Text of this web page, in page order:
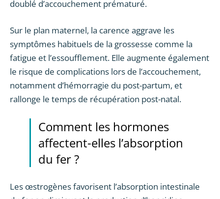
doublé d’accouchement prématuré.
Sur le plan maternel, la carence aggrave les
symptômes habituels de la grossesse comme la
fatigue et l’essoufflement. Elle augmente également
le risque de complications lors de l’accouchement,
notamment d’hémorragie du post-partum, et
rallonge le temps de récupération post-natal.
Comment les hormones
affectent-elles l’absorption
du fer ?
Les œstrogènes favorisent l’absorption intestinale